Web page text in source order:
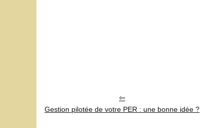
Gestion pilotée de votre PER : une bonne idée ?